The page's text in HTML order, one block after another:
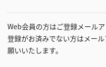
Web会員の方はご登録メール
登録がお済みでない方はメー
願いいたします。